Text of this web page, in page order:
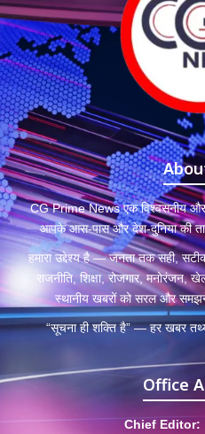
CG Prime News एक विश्वसनीय और
आपके आस-पास और देश-दुनिया की
हमारा उद्देश्य है — जनता तक सही,
राजनीति, शिक्षा, रोजगार,
स्थानीय खबरों को सरल और
“सूचना ही शक्ति है” — हर खबर
Office
Chief Editor: